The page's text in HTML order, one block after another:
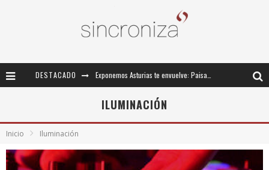
DESTACADO
III ENCUENTRO SINCRONIZA
III Encuentro Estatal “Sincroniza” de Formación Tecnológica para el Profesorado de FP de Imagen y Sonido
ILUMINACIÓN
Inicio Iluminación